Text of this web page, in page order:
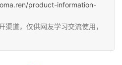
product-information-
渠道，仅供网友学习交流使用，